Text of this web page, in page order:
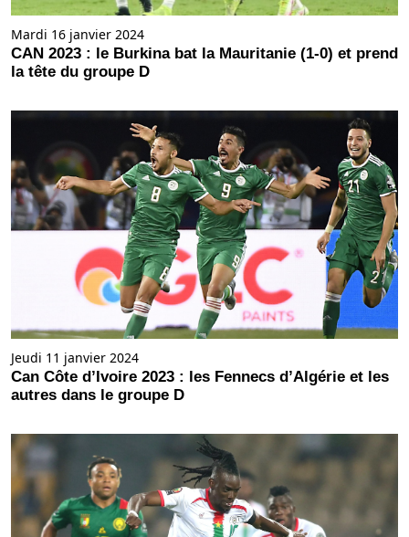
Mardi 16 janvier 2024
CAN 2023 : le Burkina bat la Mauritanie (1-0) et prend
la tête du groupe D
Jeudi 11 janvier 2024
Can Côte d’Ivoire 2023 : les Fennecs d’Algérie et les
autres dans le groupe D